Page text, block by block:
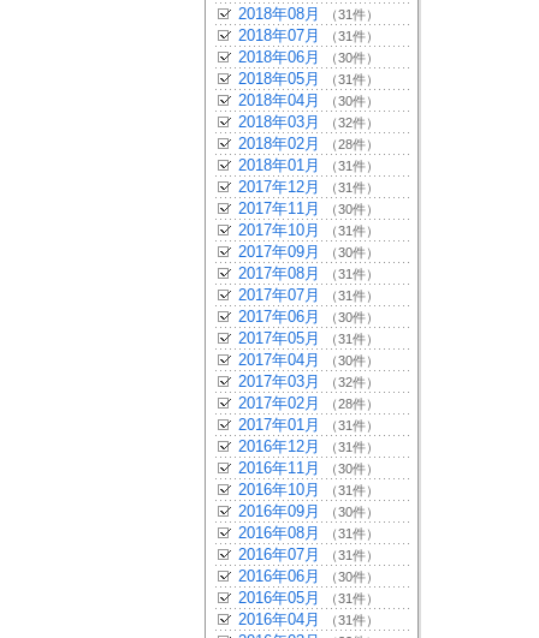
2018年08月 （31件）
2018年07月 （31件）
2018年06月 （30件）
2018年05月 （31件）
2018年04月 （30件）
2018年03月 （32件）
2018年02月 （28件）
2018年01月 （31件）
2017年12月 （31件）
2017年11月 （30件）
2017年10月 （31件）
2017年09月 （30件）
2017年08月 （31件）
2017年07月 （31件）
2017年06月 （30件）
2017年05月 （31件）
2017年04月 （30件）
2017年03月 （32件）
2017年02月 （28件）
2017年01月 （31件）
2016年12月 （31件）
2016年11月 （30件）
2016年10月 （31件）
2016年09月 （30件）
2016年08月 （31件）
2016年07月 （31件）
2016年06月 （30件）
2016年05月 （31件）
2016年04月 （31件）